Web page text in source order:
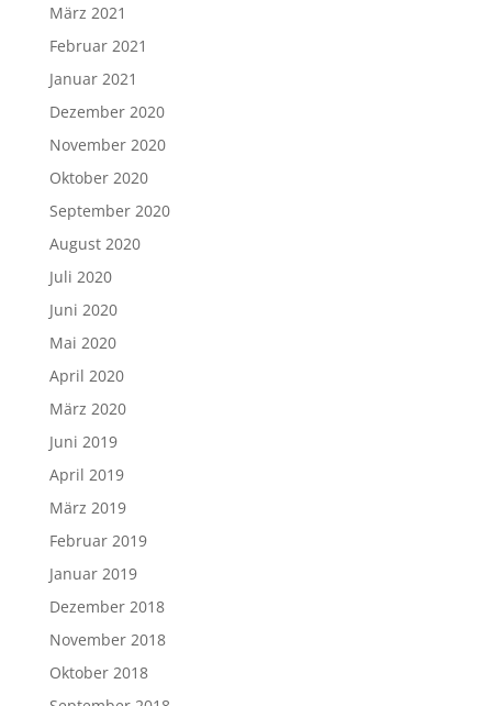
März 2021
Februar 2021
Januar 2021
Dezember 2020
November 2020
Oktober 2020
September 2020
August 2020
Juli 2020
Juni 2020
Mai 2020
April 2020
März 2020
Juni 2019
April 2019
März 2019
Februar 2019
Januar 2019
Dezember 2018
November 2018
Oktober 2018